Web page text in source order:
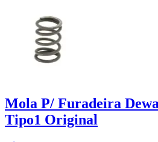
Mola P/ Furadeira
Tipo1 Original